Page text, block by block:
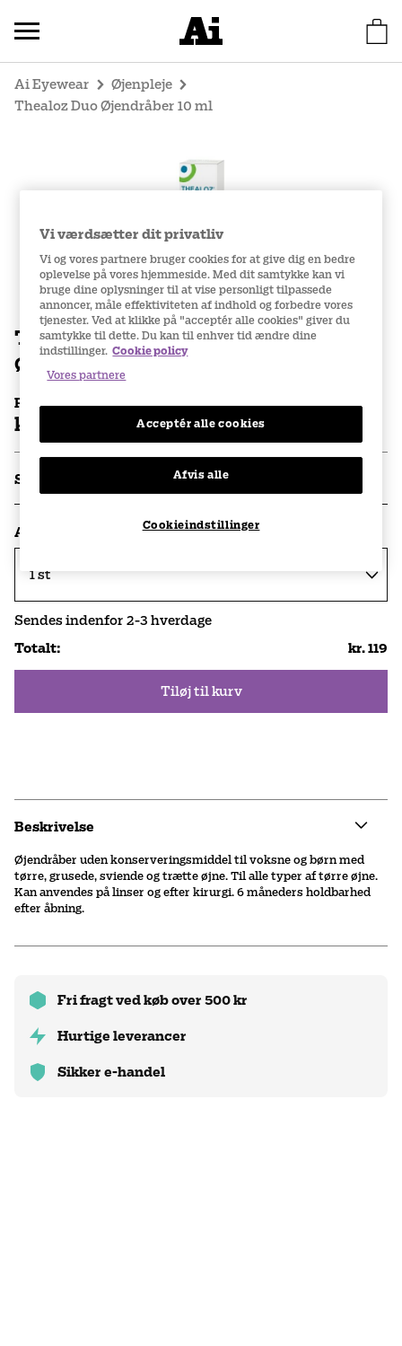
Ai Eyewear
Øjenpleje
Thealoz Duo Øjendråber 10 ml
Thealoz Duo
Øjendråber 10 ml
Pris per stk
kr. 119
Specifikationer
Antal
Sendes indenfor 2-3 hverdage
Totalt: kr. 119
Tiløj til kurv
Beskrivelse
Øjendråber uden konserveringsmiddel til voksne og børn med
tørre, grusede, sviende og trætte øjne. Til alle typer af tørre øjne.
Kan anvendes på linser og efter kirurgi. 6 måneders holdbarhed
efter åbning.
Fri fragt ved køb over 500 kr
Hurtige leverancer
Sikker e-handel
Vi værdsætter dit privatliv
Vi og vores partnere bruger cookies for at give dig en bedre
oplevelse på vores hjemmeside. Med dit samtykke kan vi
bruge dine oplysninger til at vise personligt tilpassede
annoncer, måle effektiviteten af indhold og forbedre vores
tjenester. Ved at klikke på "acceptér alle cookies" giver du
samtykke til dette. Du kan til enhver tid ændre dine
indstillinger. Cookie policy
Vores partnere
Cookieindstillinger
Afvis alle
Acceptér alle cookies